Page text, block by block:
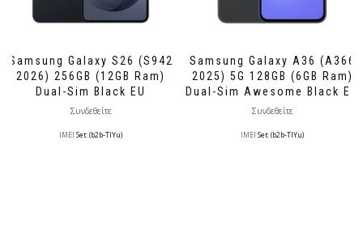
Samsung Galaxy S26 (S942
2026) 256GB (12GB Ram)
Dual-Sim Black EU
Συνδεθείτε
IMEI Set: (b2b-TlYu)
Samsung Galaxy A36 (A366
2025) 5G 128GB (6GB Ram)
Dual-Sim Awesome Black EU
Συνδεθείτε
IMEI Set: (b2b-TlYu)